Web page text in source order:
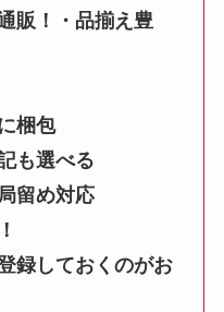
販！・品揃え豊
梱包
も選べる
留め対応
録しておくのがお